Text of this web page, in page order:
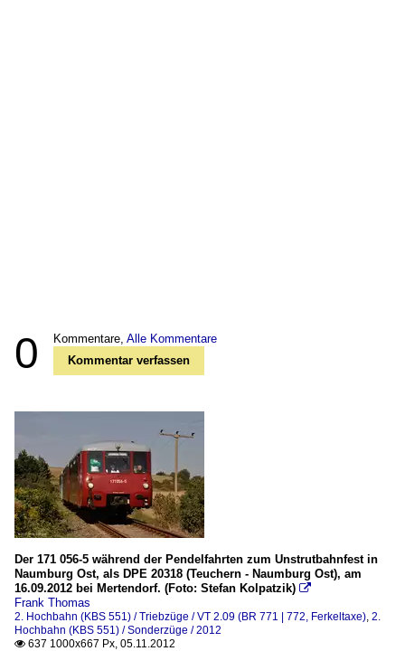
0 Kommentare, Alle Kommentare
Kommentar verfassen
Der 171 056-5 während der Pendelfahrten zum Unstrutbahnfest in
Naumburg Ost, als DPE 20318 (Teuchern - Naumburg Ost), am
16.09.2012 bei Mertendorf. (Foto: Stefan Kolpatzik) 
Frank Thomas
2. Hochbahn (KBS 551) / Triebzüge / VT 2.09 (BR 771 | 772, Ferkeltaxe), 2.
Hochbahn (KBS 551) / Sonderzüge / 2012
 637 1000x667 Px, 05.11.2012